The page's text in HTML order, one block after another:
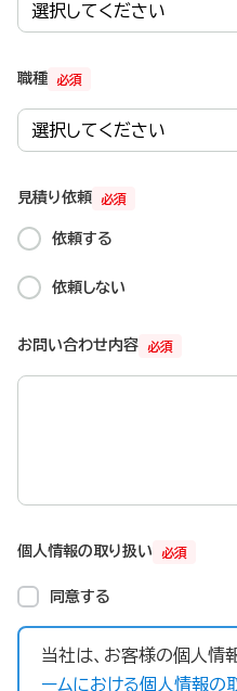
必須
職種
必須
見積り依頼
依頼する
依頼しない
必須
お問い合わせ内容
必須
個人情報の取り扱い
同意する
当社は、お客様の個人情報
ームにおける個人情報の